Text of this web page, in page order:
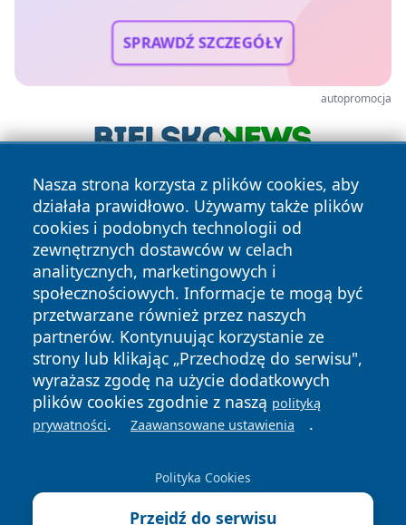
SPRAWDŹ SZCZEGÓŁY
autopromocja
Nasza strona korzysta z plików cookies, aby
działała prawidłowo. Używamy także plików
cookies i podobnych technologii od
zewnętrznych dostawców w celach
analitycznych, marketingowych i
społecznościowych. Informacje te mogą być
przetwarzane również przez naszych
partnerów. Kontynuując korzystanie ze
strony lub klikając „Przechodzę do serwisu",
wyrażasz zgodę na użycie dodatkowych
plików cookies zgodnie z naszą polityką
prywatności. Zaawansowane ustawienia .
Polityka Cookies
Przejdź do serwisu
Copyright © 2026 faktybytom.pl Wszystkie prawa zastrzeżone.
News Autorzy
Polityka
Prywatności
Polityka
Cookies